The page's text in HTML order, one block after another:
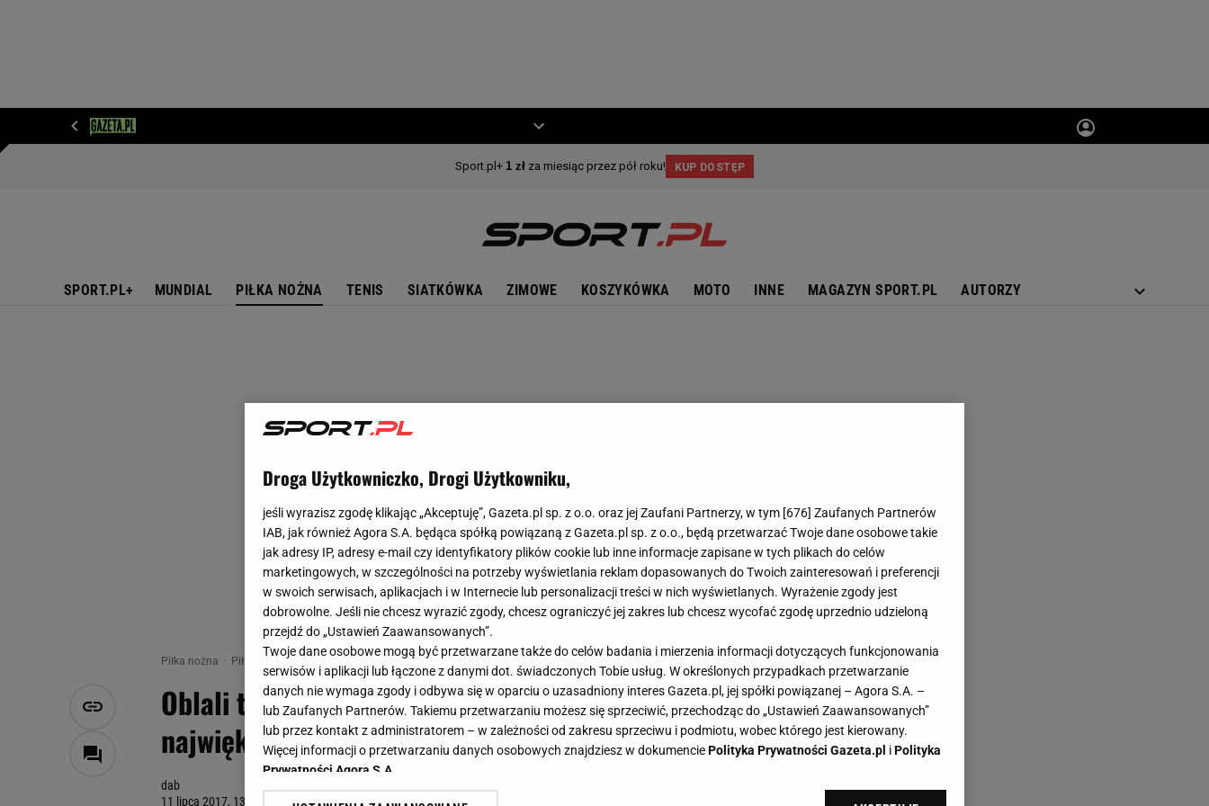
SPORT.PL+ MUNDIAL PIŁKA NOŻNA TENIS SIATKÓWKA ZIMOWE KOSZYKÓWKA MOTO INNE MAGAZYN SPORT.PL AUTORZY
Piłka nożna Piłka nożna Oblali testy medyczne i z kontraktu wyszły nici. Poznaj największych piłkarskich pechowców - Sport.pl
Oblali testy medyczne i z kontraktu wyszły nici. Poznaj
największych piłkarskich pechowców
dab
11 lipca 2017, 13:05
Droga Użytkowniczko, Drogi Użytkowniku,
jeśli wyrazisz zgodę klikając „Akceptuję”, Gazeta.pl sp. z o.o. oraz jej Zaufani Partnerzy, w tym [676] Zaufanych Partnerów
IAB, jak również Agora S.A. będąca spółką powiązaną z Gazeta.pl sp. z o.o., będą przetwarzać Twoje dane osobowe takie
jak adresy IP, adresy e-mail czy identyfikatory plików cookie lub inne informacje zapisane w tych plikach do celów
marketingowych, w szczególności na potrzeby wyświetlania reklam dopasowanych do Twoich zainteresowań i preferencji
w swoich serwisach, aplikacjach i w Internecie lub personalizacji treści w nich wyświetlanych. Wyrażenie zgody jest
dobrowolne. Jeśli nie chcesz wyrazić zgody, chcesz ograniczyć jej zakres lub chcesz wycofać zgodę uprzednio udzieloną
przejdź do „Ustawień Zaawansowanych”.
Twoje dane osobowe mogą być przetwarzane także do celów badania i mierzenia informacji dotyczących funkcjonowania
serwisów i aplikacji lub łączone z danymi dot. świadczonych Tobie usług. W określonych przypadkach przetwarzanie
danych nie wymaga zgody i odbywa się w oparciu o uzasadniony interes Gazeta.pl, jej spółki powiązanej – Agora S.A. –
lub Zaufanych Partnerów. Takiemu przetwarzaniu możesz się sprzeciwić, przechodząc do „Ustawień Zaawansowanych”
lub przez kontakt z administratorem – w zależności od zakresu sprzeciwu i podmiotu, wobec którego jest kierowany.
Więcej informacji o przetwarzaniu danych osobowych znajdziesz w dokumenciePolityka Prywatności Gazeta.pl iPolityka
Prywatności Agora S.A.